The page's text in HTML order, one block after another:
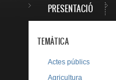
PRESENTACIÓ
TEMÀTICA
Actes públics
Agricultura